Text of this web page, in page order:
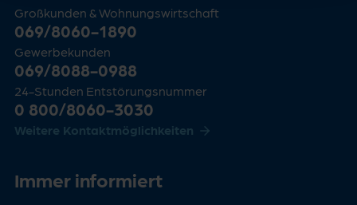
Großkunden & Wohnungswirtschaft
069/8060-1890
Gewerbekunden
069/8088-0988
24-Stunden Entstörungsnummer
0 800/8060-3030
Weitere Kontaktmöglichkeiten
Immer informiert